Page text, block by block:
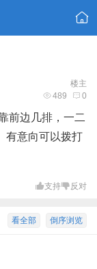
楼主
489 0
前边几排，一二
有意向可以拨打
支持 反对
倒序浏览
看全部